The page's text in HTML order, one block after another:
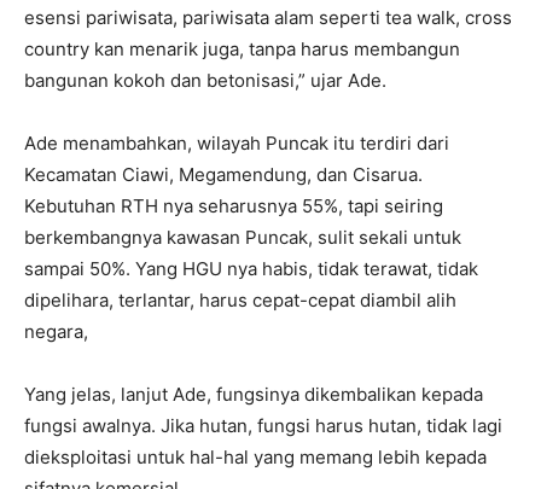
esensi pariwisata, pariwisata alam seperti tea walk, cross
country kan menarik juga, tanpa harus membangun
bangunan kokoh dan betonisasi,” ujar Ade.
Ade menambahkan, wilayah Puncak itu terdiri dari
Kecamatan Ciawi, Megamendung, dan Cisarua.
Kebutuhan RTH nya seharusnya 55%, tapi seiring
berkembangnya kawasan Puncak, sulit sekali untuk
sampai 50%. Yang HGU nya habis, tidak terawat, tidak
dipelihara, terlantar, harus cepat-cepat diambil alih
negara,
Yang jelas, lanjut Ade, fungsinya dikembalikan kepada
fungsi awalnya. Jika hutan, fungsi harus hutan, tidak lagi
dieksploitasi untuk hal-hal yang memang lebih kepada